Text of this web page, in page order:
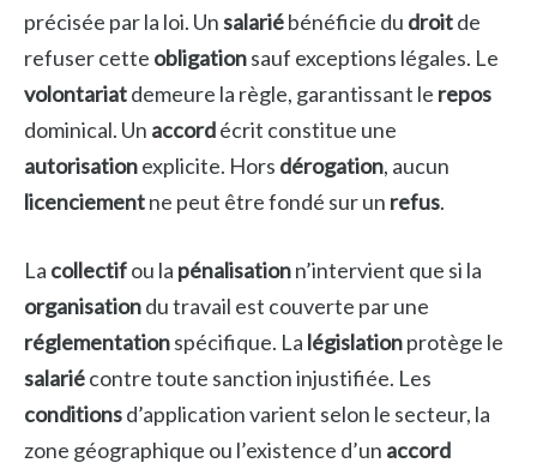
précisée par la loi. Unsalariébénéficie du droitde
refuser cette obligationsauf exceptions légales. Le
volontariatdemeure la règle, garantissant le repos
dominical. Un accordécrit constitue une
autorisationexplicite. Hors dérogation, aucun
licenciementne peut être fondé sur un refus.
La collectifou la pénalisationn’intervient que si la
organisationdu travail est couverte par une
réglementationspécifique. La législationprotège le
salariécontre toute sanction injustifiée. Les
conditionsd’application varient selon le secteur, la
zone géographique ou l’existence d’un accord